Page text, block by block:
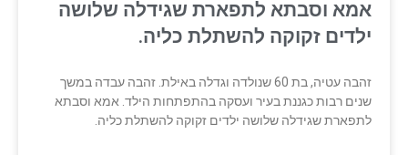
אמא וסבתא לתפארת שגידלה שלושה
ילדים זקוקה להשתלת כליה.
זהבה עטיה, בת 60 שנולדה וגדלה באילת. זהבה עבדה במשך
שנים רבות כגננת בעיר ועסקה בהתפתחות הילד. אמא וסבתא
לתפארת שגידלה שלושה ילדים זקוקה להשתלת כליה.